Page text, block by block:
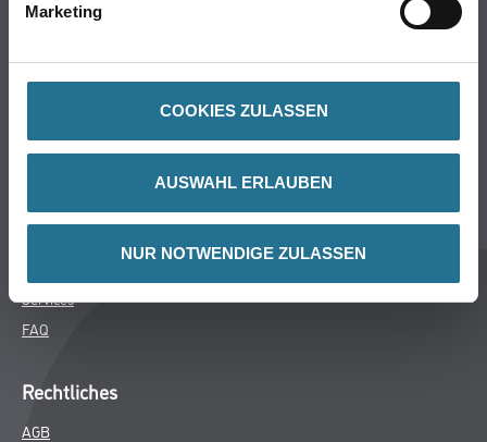
Marketing
COOKIES ZULASSEN
AUSWAHL ERLAUBEN
NUR NOTWENDIGE ZULASSEN
Wand- & Deckenbeläge
Über uns
MPlus
Services
FAQ
Rechtliches
AGB